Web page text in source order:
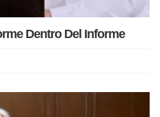
Dentro Del Informe